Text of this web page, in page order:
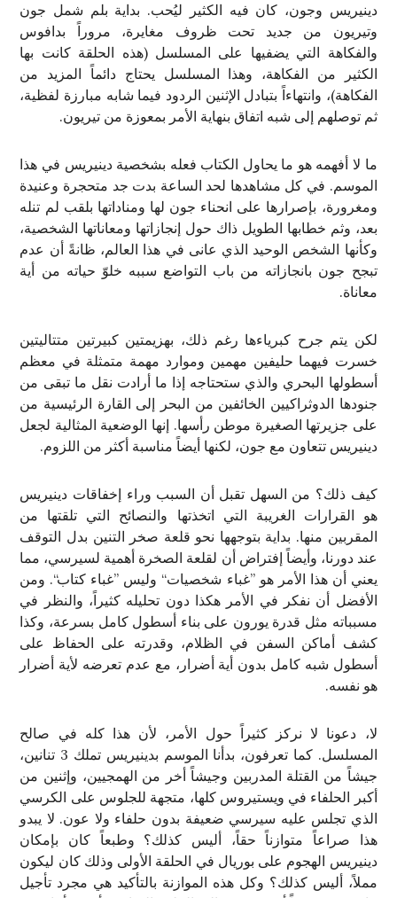
دينيريس وجون، كان فيه الكثير ليُحب. بداية بلم شمل جون
وتيريون من جديد تحت ظروف مغايرة، مروراً بدافوس
والفكاهة التي يضفيها على المسلسل (هذه الحلقة كانت بها
الكثير من الفكاهة، وهذا المسلسل يحتاج دائماً المزيد من
الفكاهة)، وانتهاءاً بتبادل الإثنين الردود فيما شابه مبارزة لفظية،
ثم توصلهم إلى شبه اتفاق بنهاية الأمر بمعوزة من تيريون.
ما لا أفهمه هو ما يحاول الكتاب فعله بشخصية دينيريس في هذا
الموسم. في كل مشاهدها لحد الساعة بدت جد متحجرة وعنيدة
ومغرورة، بإصرارها على انحناء جون لها ومناداتها بلقب لم تنله
بعد، وثم خطابها الطويل ذاك حول إنجازاتها ومعاناتها الشخصية،
وكأنها الشخص الوحيد الذي عانى في هذا العالم، ظانةً أن عدم
تبجح جون بانجازاته من باب التواضع سببه خلوّ حياته من أية
معاناة.
لكن يتم جرح كبرياءها رغم ذلك، بهزيمتين كبيرتين متتاليتين
خسرت فيهما حليفين مهمين وموارد مهمة متمثلة في معظم
أسطولها البحري والذي ستحتاجه إذا ما أرادت نقل ما تبقى من
جنودها الدوثراكيين الخائفين من البحر إلى القارة الرئيسية من
على جزيرتها الصغيرة موطن رأسها. إنها الوضعية المثالية لجعل
دينيريس تتعاون مع جون، لكنها أيضاً مناسبة أكثر من اللزوم.
كيف ذلك؟ من السهل تقبل أن السبب وراء إخفاقات دينيريس
هو القرارات الغريبة التي اتخذتها والنصائح التي تلقتها من
المقربين منها. بداية بتوجهها نحو قلعة صخر التنين بدل التوقف
عند دورنا، وأيضاً إفتراض أن لقلعة الصخرة أهمية لسيرسي، مما
يعني أن هذا الأمر هو ”غباء شخصيات“ وليس ”غباء كتاب“. ومن
الأفضل أن نفكر في الأمر هكذا دون تحليله كثيراً، والنظر في
مسبباته مثل قدرة يورون على بناء أسطول كامل بسرعة، وكذا
كشف أماكن السفن في الظلام، وقدرته على الحفاظ على
أسطول شبه كامل بدون أية أضرار، مع عدم تعرضه لأية أضرار
هو نفسه.
لا، دعونا لا نركز كثيراً حول الأمر، لأن هذا كله في صالح
المسلسل. كما تعرفون، بدأنا الموسم بدينيريس تملك 3 تنانين،
جيشاً من القتلة المدربين وجيشاً أخر من الهمجيين، وإثنين من
أكبر الحلفاء في ويستيروس كلها، متجهة للجلوس على الكرسي
الذي تجلس عليه سيرسي ضعيفة بدون حلفاء ولا عون. لا يبدو
هذا صراعاً متوازناً حقاً، أليس كذلك؟ وطبعاً كان بإمكان
دينيريس الهجوم على بوريال في الحلقة الأولى وذلك كان ليكون
مملاً، أليس كذلك؟ وكل هذه الموازنة بالتأكيد هي مجرد تأجيل